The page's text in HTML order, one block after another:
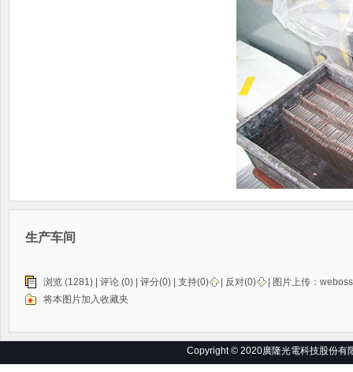
生产车间
浏览 (1281) | 评论 (0) | 评分(0) | 支持(0) 反对(0) | 图片上传： weboss
将本图片加入收藏夹
Copyright © 2020廣隆光電科技股份有
关于我们
扫一扫，关注微信